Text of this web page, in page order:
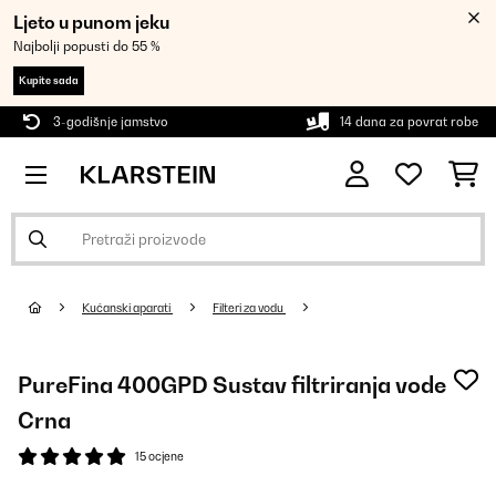
Ljeto u punom jeku
Najbolji popusti do 55 %
Kupite sada
3-godišnje jamstvo 14 dana za povrat robe
Kućanski aparati Filteri za vodu
PureFina 400GPD Sustav filtriranja vode
Crna
15 ocjene